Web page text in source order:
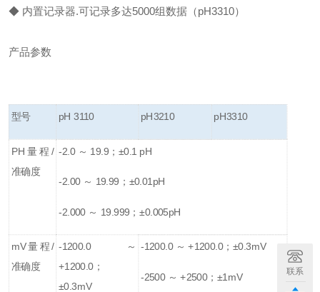
◆ 内置记录器.可记录多达5000组数据（pH3310）
产品参数
型号 pH 3110 pH3210 pH3310
PH量程/
准确度
-2.0 ～ 19.9；±0.1 pH
-2.00 ～ 19.99；±0.01pH
-2.000 ～ 19.999；±0.005pH
mV量程/
准确度
-1200.0 ～
+1200.0；
±0.3mV
-1200.0 ～ +1200.0；±0.3mV
-2500 ～ +2500；±1mV
联系